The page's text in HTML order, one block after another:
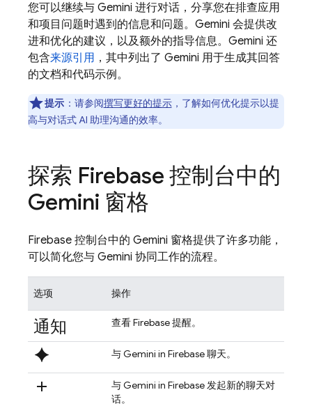
您可以继续与 Gemini 进行对话，分享您在排查应用
和项目问题时遇到的信息和问题。Gemini 会提供改
进和优化的建议，以及额外的指导信息。Gemini 还
包含来源引用 ，其中列出了 Gemini 用于生成其回答
的文档和代码示例。
提示 ：请参阅撰写更好的提示，了解如何优化提示以提
高与对话式 AI 助理沟通的效率。
探索 Firebase 控制台中的
Gemini 窗格
Firebase 控制台中的 Gemini 窗格提供了许多功能，
可以简化您与 Gemini 协同工作的流程。
选项 操作
通知 查看 Firebase 提醒。
spark 与 Gemini in Firebase聊天。
add 与 Gemini in Firebase发起新的聊天对
话。